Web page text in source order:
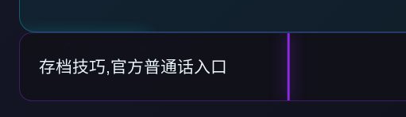
存档技巧,官方普通话入口